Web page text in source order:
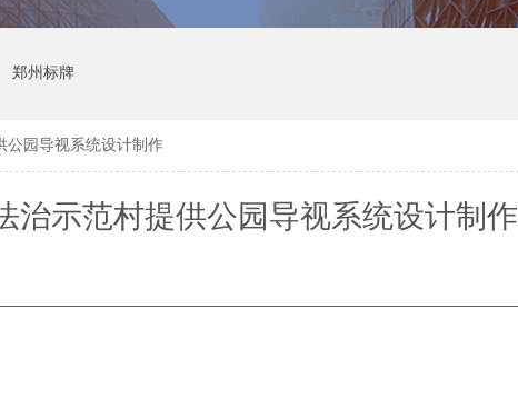
郑州标牌
公园导视系统设计制作
治示范村提供公园导视系统设计制作